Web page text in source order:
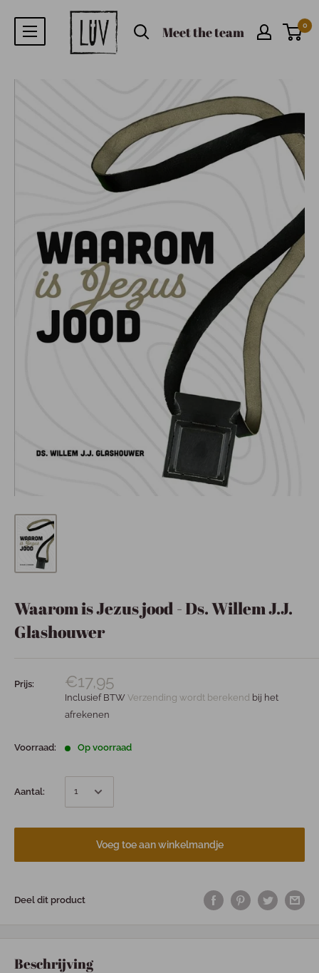
Meet the team 0
Waarom is Jezus jood - Ds. Willem J.J.
Glashouwer
Prijs: €17,95
Inclusief BTW Verzending wordt berekend bij het
afrekenen
Voorraad: Op voorraad
Aantal:
Voeg toe aan winkelmandje
Deel dit product
Beschrijving